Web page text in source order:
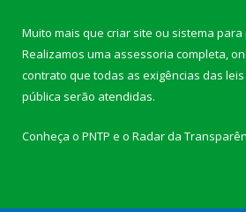
Muito mais que criar site ou sistema
Realizamos uma assessoria completa,
contrato que todas as exigências das
pública serão atendidas.
Conheça o PNTP e o Radar da